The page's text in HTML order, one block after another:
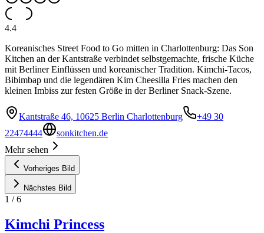
4.4
Koreanisches Street Food to Go mitten in Charlottenburg: Das Son
Kitchen an der Kantstraße verbindet selbstgemachte, frische Küche
mit Berliner Einflüssen und koreanischer Tradition. Kimchi-Tacos,
Bibimbap und die legendären Kim Cheesilla Fries machen den
kleinen Imbiss zur festen Größe in der Berliner Snack-Szene.
Kantstraße 46, 10625 Berlin Charlottenburg
+49 30
22474444
sonkitchen.de
Mehr sehen
Vorheriges Bild
Nächstes Bild
1 /6
Kimchi Princess